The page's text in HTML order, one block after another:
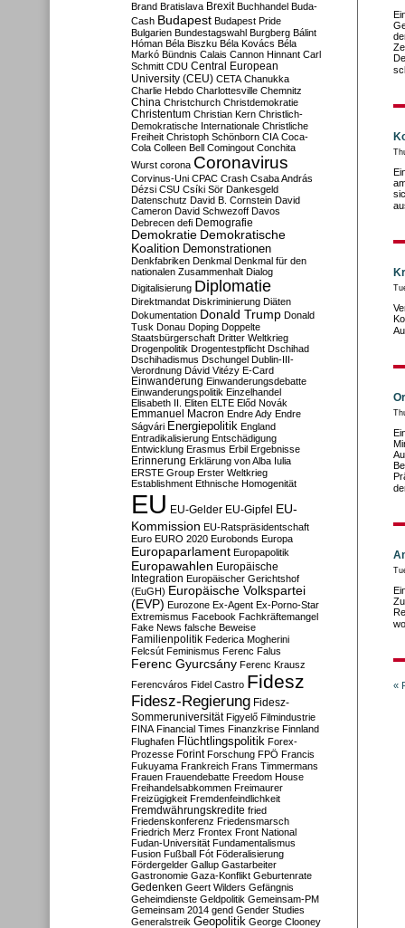
«
Brand Bratislava Brexit Buchhandel Buda-
Cash Budapest Budapest Pride
Bulgarien Bundestagswahl Burgberg Bálint
Hóman Béla Biszku Béla Kovács Béla
Markó Bündnis Calais Cannon Hinnant Carl
Schmitt CDU Central European
University (CEU) CETA Chanukka
Charlie Hebdo Charlottesville Chemnitz
China Christchurch Christdemokratie
Christentum Christian Kern Christlich-
Demokratische Internationale Christliche
Freiheit Christoph Schönborn CIA Coca-
Cola Colleen Bell Comingout Conchita
Wurst corona Coronavirus
Corvinus-Uni CPAC Crash Csaba András
Dézsi CSU Csíki Sör Dankesgeld
Datenschutz David B. Cornstein David
Cameron David Schwezoff Davos
Debrecen defi Demografie
Demokratie Demokratische
Koalition Demonstrationen
Denkfabriken Denkmal Denkmal für den
nationalen Zusammenhalt Dialog
Digitalisierung Diplomatie
Direktmandat Diskriminierung Diäten
Dokumentation Donald Trump Donald
Tusk Donau Doping Doppelte
Staatsbürgerschaft Dritter Weltkrieg
Drogenpolitik Drogentestpflicht Dschihad
Dschihadismus Dschungel Dublin-III-
Verordnung Dávid Vitézy E-Card
Einwanderung Einwanderungsdebatte
Einwanderungspolitik Einzelhandel
Elisabeth II. Eliten ELTE Előd Novák
Emmanuel Macron Endre Ady Endre
Ságvári Energiepolitik England
Entradikalisierung Entschädigung
Entwicklung Erasmus Erbil Ergebnisse
Erinnerung Erklärung von Alba Iulia
ERSTE Group Erster Weltkrieg
Establishment Ethnische Homogenität
EU EU-Gelder EU-Gipfel EU-
Kommission EU-Ratspräsidentschaft
Euro EURO 2020 Eurobonds Europa
Europaparlament Europapolitik
Europawahlen Europäische
Integration Europäischer Gerichtshof
(EuGH) Europäische Volkspartei
(EVP) Eurozone Ex-Agent Ex-Porno-Star
Extremismus Facebook Fachkräftemangel
Fake News falsche Beweise
Familienpolitik Federica Mogherini
Felcsút Feminismus Ferenc Falus
Ferenc Gyurcsány Ferenc Krausz
Ferencváros Fidel Castro Fidesz
Fidesz-Regierung Fidesz-
Sommeruniversität Figyelő Filmindustrie
FINA Financial Times Finanzkrise Finnland
Flughafen Flüchtlingspolitik Forex-
Prozesse Forint Forschung FPÖ Francis
Fukuyama Frankreich Frans Timmermans
Frauen Frauendebatte Freedom House
Freihandelsabkommen Freimaurer
Freizügigkeit Fremdenfeindlichkeit
Fremdwährungskredite fried
Friedenskonferenz Friedensmarsch
Friedrich Merz Frontex Front National
Fudan-Universität Fundamentalismus
Fusion Fußball Fót Föderalisierung
Fördergelder Gallup Gastarbeiter
Gastronomie Gaza-Konflikt Geburtenrate
Gedenken Geert Wilders Gefängnis
Geheimdienste Geldpolitik Gemeinsam-PM
Gemeinsam 2014 gend Gender Studies
Generalstreik Geopolitik George Clooney